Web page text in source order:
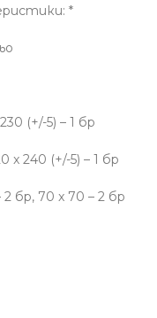
*
(+/-5) – 1 бр
x 240 (+/-5) – 1 бр
2 бр, 70 x 70 – 2 бр